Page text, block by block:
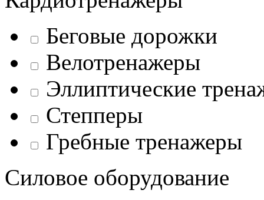
Беговые дорожки
Велотренажеры
Эллиптические
Степперы
Гребные тренажеры
Силовое оборудование